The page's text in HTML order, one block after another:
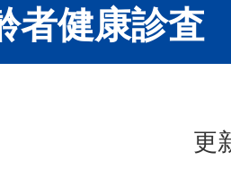
者健康診査
更